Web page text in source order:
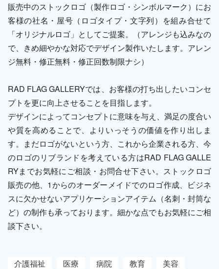
販売中のストックロゴ（製作ロゴ・シンボルマーク）にお
客様の社名・屋号（ロゴタイプ・文字列）を組み合せて
「オリジナルロゴ」としてご提案。（アレンジも込みなの
で、きめ細やかな対応でデザイン製作いたします。アレン
ジ無料・修正無料・修正回数制限ナシ）
RAD FLAG GALLERYでは、お客様の打ち出したいコンセ
プトを更に向上させることを目指します。
デザインによってコンセプトに意味を与え、満足の度合い
や質を高めることで、よりいっそうの価値を作り出しま
す。まだロゴがないという方、これから企業される方、今
のロゴのリブランドを考えている方はRAD FLAG GALLE
RYまでお気軽にご相談・お問合せ下さい。ストックロゴ
販売の他、1からのオーダーメイドでのロゴ作成、ビジネ
スに欠かせないアプリケーションアイテム（名刺・封筒な
ど）の制作も承っております。細かな点でもお気軽にご相
談下さい。
介護福祉 医療 病院 教育
美容